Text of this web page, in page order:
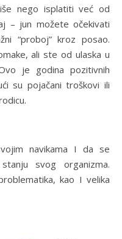
nego isplatiti već od
– jun možete očekivati
“proboj” kroz posao.
ali ste od ulaska u
je godina pozitivnih
su pojačani troškovi ili
navikama I da se
svog organizma.
kao I velika